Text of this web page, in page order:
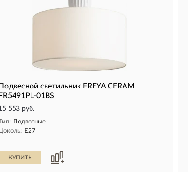
Подвесной светильник FREYA CERAM
FR5491PL-01BS
553 руб.
Подвесные
Цоколь: E27
КУПИТЬ